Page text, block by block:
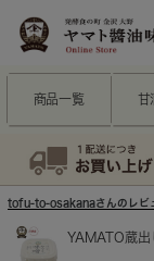
商品一覧 甘
tofu-to-osakanaさんのレビ
YAMATO蔵